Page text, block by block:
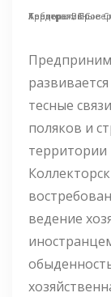
Корпоративные
Международный Арбитраж,
Тендеры В ЕС
тесные
поляков и
территории
ведение